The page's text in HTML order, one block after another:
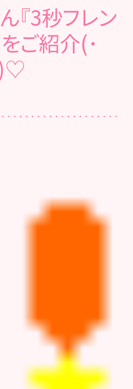
『3秒フレン
をご紹介(･